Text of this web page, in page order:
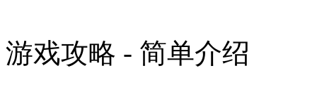
游戏攻略 - 简单介绍